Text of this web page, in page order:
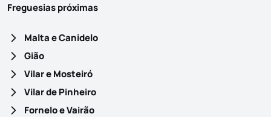
Freguesias próximas
Malta e Canidelo
Gião
Vilar e Mosteiró
Vilar de Pinheiro
Fornelo e Vairão